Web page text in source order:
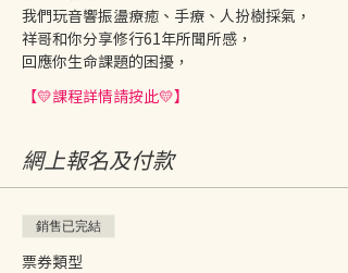
我們玩音響振盪療癒、手療、人扮樹採氣，
祥哥和你分享修行61年所聞所感，
回應你生命課題的困擾，
【💛課程詳情請按此💛】
網上報名及付款
銷售已完結
票券類型